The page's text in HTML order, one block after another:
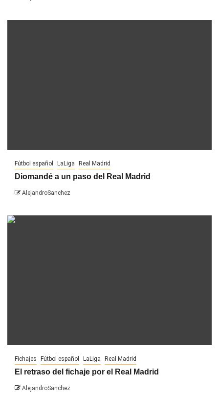
Fútbol español LaLiga Real Madrid
Diomandé a un paso del Real Madrid
AlejandroSanchez
Fichajes Fútbol español LaLiga Real Madrid
El retraso del fichaje por el Real Madrid
AlejandroSanchez